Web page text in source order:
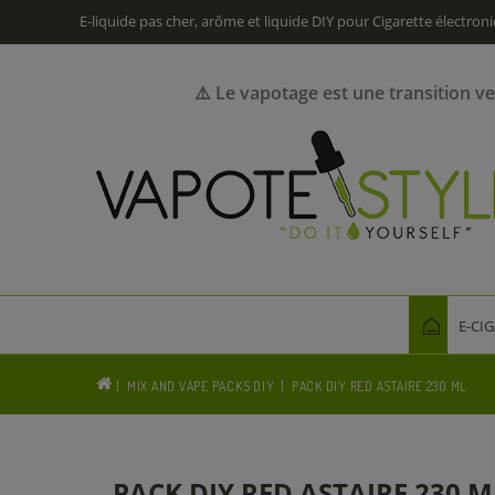
E-liquide pas cher, arôme et liquide DIY pour Cigarette
⚠️ Le vapotage est une transition
E-
MIX AND VAPE PACKS DIY PACK DIY RED ASTAIRE 230 ML